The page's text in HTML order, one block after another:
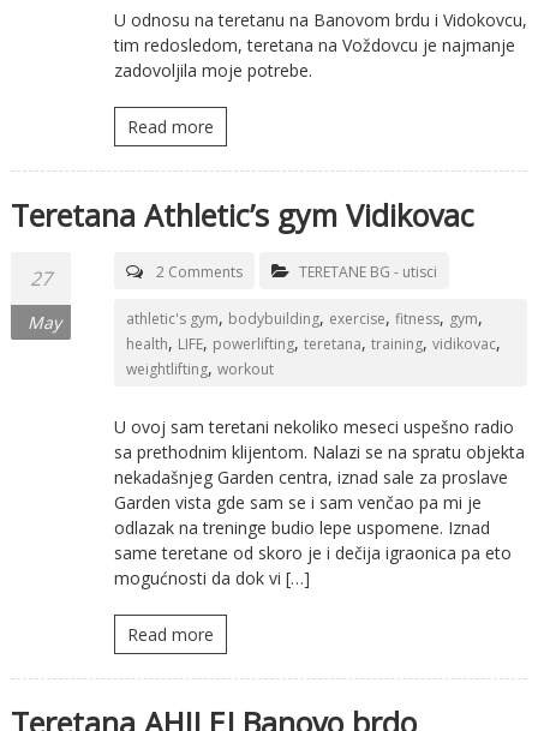
U odnosu na teretanu na Banovom brdu i Vidokovcu,
tim redosledom, teretana na Voždovcu je najmanje
zadovoljila moje potrebe.
Read more
Teretana Athletic’s gym Vidikovac
27
May
2 Comments TERETANE BG - utisci
athletic's gym, bodybuilding, exercise, fitness, gym,
health, LIFE, powerlifting, teretana, training, vidikovac,
weightlifting, workout
U ovoj sam teretani nekoliko meseci uspešno radio
sa prethodnim klijentom. Nalazi se na spratu objekta
nekadašnjeg Garden centra, iznad sale za proslave
Garden vista gde sam se i sam venčao pa mi je
odlazak na treninge budio lepe uspomene. Iznad
same teretane od skoro je i dečija igraonica pa eto
mogućnosti da dok vi […]
Read more
Teretana AHILEJ Banovo brdo